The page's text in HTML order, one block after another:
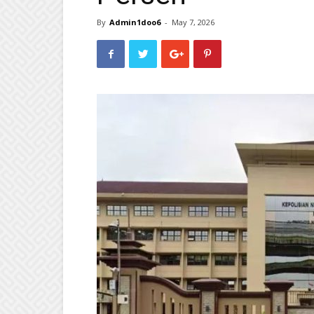
By Admin1doo6 - May 7, 2026